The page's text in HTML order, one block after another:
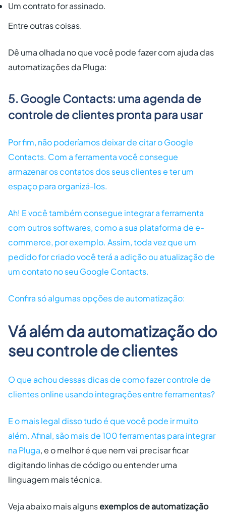
Um contrato for assinado.
Entre outras coisas.
Dê uma olhada no que você pode fazer com ajuda das
automatizações da Pluga:
5. Google Contacts: uma agenda de
controle de clientes pronta para usar
Por fim, não poderíamos deixar de citar o Google
Contacts. Com a ferramenta você consegue
armazenar os contatos dos seus clientes e ter um
espaço para organizá-los.
Ah! E você também consegue integrar a ferramenta
com outros softwares, como a sua plataforma de e-
commerce, por exemplo. Assim, toda vez que um
pedido for criado você terá a adição ou atualização de
um contato no seu Google Contacts.
Confira só algumas opções de automatização:
Vá além da automatização do
seu controle de clientes
O que achou dessas dicas de como fazer controle de
clientes online usando integrações entre ferramentas?
E o mais legal disso tudo é que você pode ir muito
além. Afinal, sãomais de 100 ferramentas para integrar
na Pluga, e o melhor é que nem vai precisar ficar
digitando linhas de código ou entender uma
linguagem mais técnica.
Veja abaixo mais algunsexemplos de automatização